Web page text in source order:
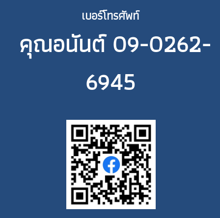
เบอร์โทรศัพท์
คุณอนันต์ 09-0262-
6945